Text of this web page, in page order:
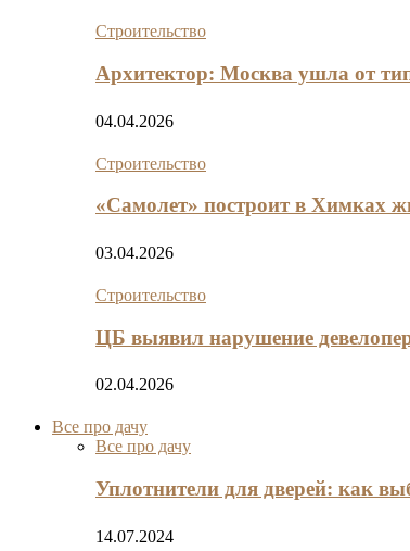
Строительство
Архитектор: Москва ушла от
04.04.2026
Строительство
«Самолет» построит в Химках
03.04.2026
Строительство
ЦБ выявил нарушение
02.04.2026
Все про дачу
Все про дачу
Уплотнители для дверей: как
14.07.2024